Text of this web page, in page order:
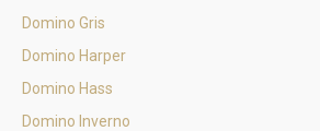
Domino Gris
Domino Harper
Domino Hass
Domino Inverno